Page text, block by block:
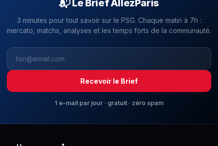
📬 Le Brief AllezParis
3 minutes pour tout savoir sur le PSG. Chaque matin à 7h :
mercato, matchs, analyses et les temps forts de la communauté.
Recevoir le Brief
1 e-mail par jour · gratuit · zéro spam